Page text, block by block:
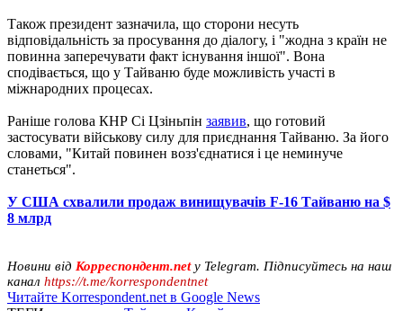
Також президент зазначила, що сторони несуть
відповідальність за просування до діалогу, і "жодна з країн не
повинна заперечувати факт існування іншої". Вона
сподівається, що у Тайваню буде можливість участі в
міжнародних процесах.
Раніше голова КНР Сі Цзіньпін заявив, що готовий
застосувати військову силу для приєднання Тайваню. За його
словами, "Китай повинен возз'єднатися і це неминуче
станеться".
У США схвалили продаж винищувачів F-16 Тайваню на $
8 млрд
Новини від Корреспондент.net у Telegram. Підписуйтесь на наш
канал https://t.me/korrespondentnet
Читайте Korrespondent.net в Google News